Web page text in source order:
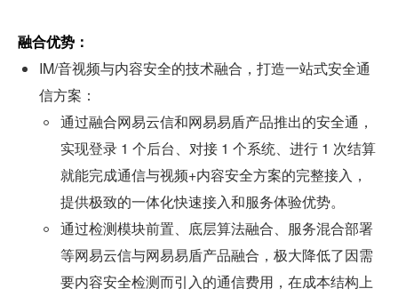
融合优势：
IM/音视频与内容安全的技术融合，打造一站式安全通
信方案：
通过融合网易云信和网易易盾产品推出的安全通，
实现登录 1 个后台、对接 1 个系统、进行 1 次结算
就能完成通信与视频+内容安全方案的完整接入，
提供极致的一体化快速接入和服务体验优势。
通过检测模块前置、底层算法融合、服务混合部署
等网易云信与网易易盾产品融合，极大降低了因需
要内容安全检测而引入的通信费用，在成本结构上